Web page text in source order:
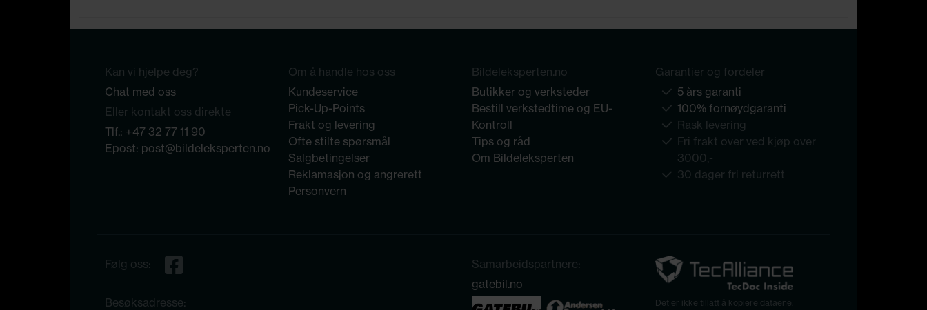
Kan vi hjelpe deg?
Chat med oss
Eller kontakt oss direkte
Tlf.: +47 32 77 11 90
Epost: post@bildeleksperten.no
Om å handle hos oss
Kundeservice
Pick-Up-Points
Frakt og levering
Ofte stilte spørsmål
Salgbetingelser
Reklamasjon og angrerett
Personvern
Bildeleksperten.no
Butikker og verksteder
Bestill verkstedtime og EU-
Kontroll
Tips og råd
Om Bildeleksperten
Garantier og fordeler
5 års garanti
100% fornøydgaranti
Rask levering
Fri frakt over ved kjøp over
3000,-
30 dager fri returrett
Følg oss:
Besøksadresse:
Samarbeidspartnere:
gatebil.no
Det er ikke tillatt å kopiere dataene,